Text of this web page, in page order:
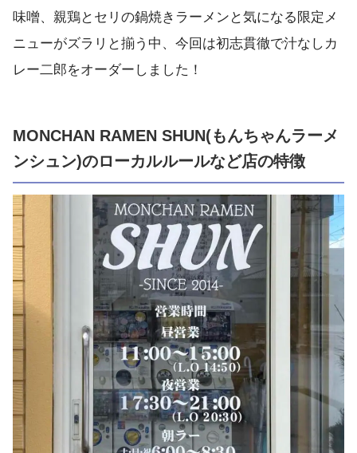
味噌、親鶏とセリの鍋焼きラーメンと気になる限定メ
ニューがズラリと揃う中、今回は初志貫徹で汁なしカ
レー二郎をオーダーしました！
MONCHAN RAMEN SHUN(もんちゃんラーメ
ンシュン)のローカルルールなど店の特徴